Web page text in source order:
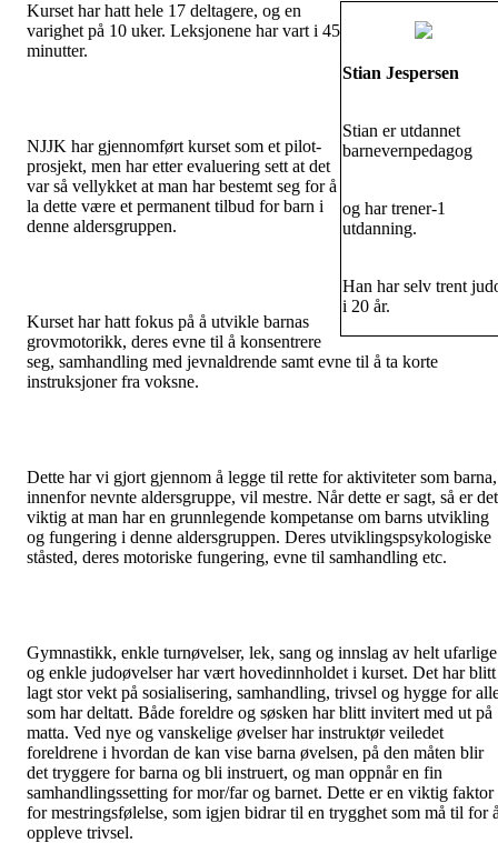
Stian Jespersen
Stian er utdannet
barnevernpedagog
og har trener-1
utdanning.
Han har selv trent
i 20 år.
Kurset har hatt hele 17 deltagere, og en
varighet på 10 uker. Leksjonene har vart i 45
minutter.
NJJK har gjennomført kurset som et pilot-
prosjekt, men har etter evaluering sett at det
var så vellykket at man har bestemt seg for å
la dette være et permanent tilbud for barn i
denne aldersgruppen.
Kurset har hatt fokus på å utvikle barnas
grovmotorikk, deres evne til å konsentrere
seg, samhandling med jevnaldrende samt evne til å ta korte
instruksjoner fra voksne.
Dette har vi gjort gjennom å legge til rette for aktiviteter som barna,
innenfor nevnte aldersgruppe, vil mestre. Når dette er sagt, så er det
viktig at man har en grunnlegende kompetanse om barns utvikling
og fungering i denne aldersgruppen. Deres utviklingspsykologiske
ståsted, deres motoriske fungering, evne til samhandling etc.
Gymnastikk, enkle turnøvelser, lek, sang og innslag av helt ufarlige
og enkle judoøvelser har vært hovedinnholdet i kurset. Det har blitt
lagt stor vekt på sosialisering, samhandling, trivsel og hygge for
som har deltatt. Både foreldre og søsken har blitt invitert med ut på
matta. Ved nye og vanskelige øvelser har instruktør veiledet
foreldrene i hvordan de kan vise barna øvelsen, på den måten blir
det tryggere for barna og bli instruert, og man oppnår en fin
samhandlingssetting for mor/far og barnet. Dette er en viktig faktor
for mestringsfølelse, som igjen bidrar til en trygghet som må til for
oppleve trivsel.